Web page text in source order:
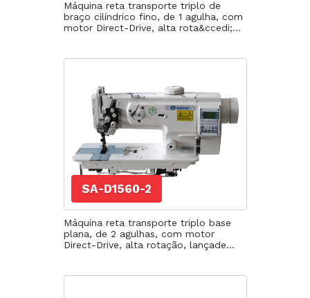
Máquina reta transporte triplo de
braço cilíndrico fino, de 1 agulha, com
motor Direct-Drive, alta rota&ccedi;...
SA-D1560-2
Máquina reta transporte triplo base
plana, de 2 agulhas, com motor
Direct-Drive, alta rotação, lançade...